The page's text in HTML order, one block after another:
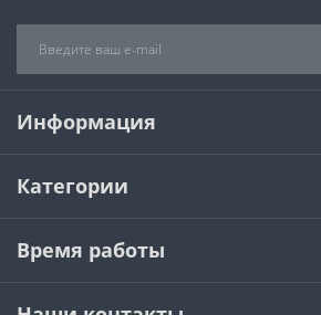
Информация
Категории
Время работы